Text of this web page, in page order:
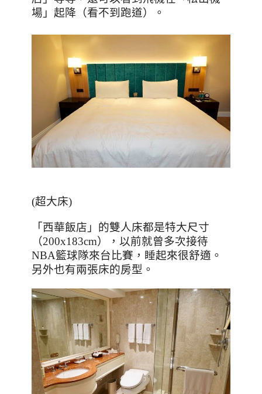
場」起降（看不到跑道）。
(超大床)
「西華飯店」的雙人床都是特大尺寸
（200x183cm），以前就曾多次接待
NBA籃球隊來台比賽，睡起來很舒適。
另外也有兩張床的房型。